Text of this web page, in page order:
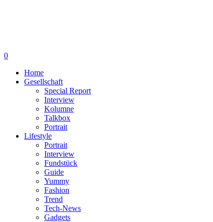
0
Home
Gesellschaft
Special Report
Interview
Kolumne
Talkbox
Portrait
Lifestyle
Portrait
Interview
Fundstück
Guide
Yummy
Fashion
Trend
Tech-News
Gadgets